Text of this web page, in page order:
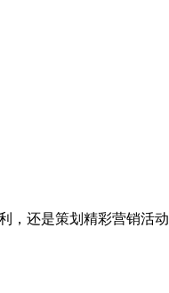
还是策划精彩营销活